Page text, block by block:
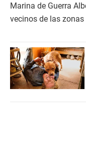
Marina de Guerra
vecinos de las zonas